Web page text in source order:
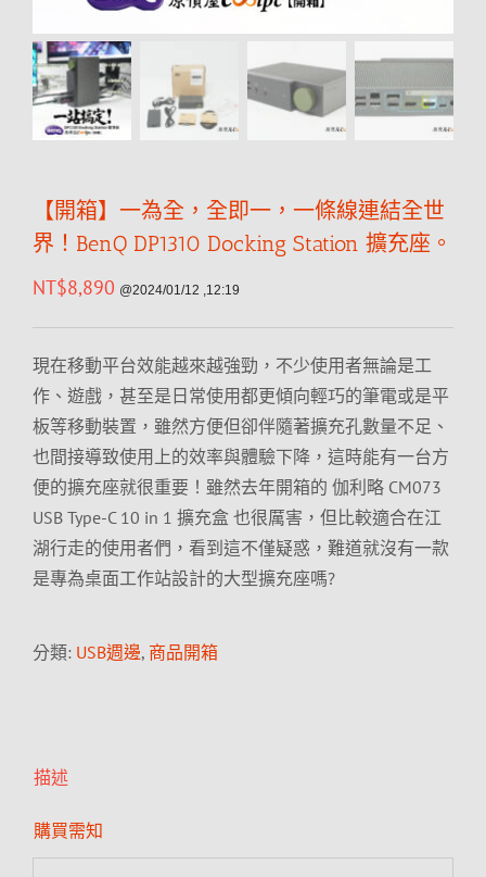
【開箱】一為全，全即一，一條線連結全世
界！BenQ DP1310 Docking Station 擴充座。
NT$8,890 @2024/01/12 ,12:19
現在移動平台效能越來越強勁，不少使用者無論是工
作、遊戲，甚至是日常使用都更傾向輕巧的筆電或是平
板等移動裝置，雖然方便但卻伴隨著擴充孔數量不足、
也間接導致使用上的效率與體驗下降，這時能有一台方
便的擴充座就很重要！雖然去年開箱的 伽利略 CM073
USB Type-C 10 in 1 擴充盒 也很厲害，但比較適合在江
湖行走的使用者們，看到這不僅疑惑，難道就沒有一款
是專為桌面工作站設計的大型擴充座嗎?
分類: USB週邊, 商品開箱
描述
購買需知